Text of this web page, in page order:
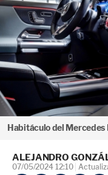
Habitáculo del Mercedes
ALEJANDRO
07/05/2024 12:10